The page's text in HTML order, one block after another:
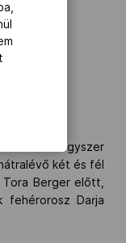
egyszer
két és fél
Berger előtt,
fehérorosz Darja